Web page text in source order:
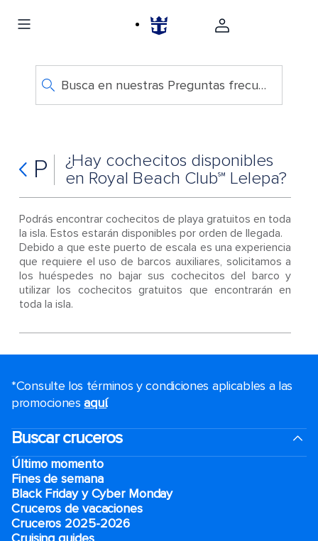
Busca en nuestras Preguntas frecuentes
P
¿Hay cochecitos disponibles
en Royal Beach Club℠ Lelepa?
Podrás encontrar cochecitos de playa gratuitos en toda
la isla. Estos estarán disponibles por orden de llegada.
Debido a que este puerto de escala es una experiencia
que requiere el uso de barcos auxiliares, solicitamos a
los huéspedes no bajar sus cochecitos del barco y
utilizar los cochecitos gratuitos que encontrarán en
toda la isla.
*Consulte los términos y condiciones aplicables a las
promocionesaquí.
Buscar cruceros
Último momento
Fines de semana
Black Friday y Cyber Monday
Cruceros de vacaciones
Cruceros 2025-2026